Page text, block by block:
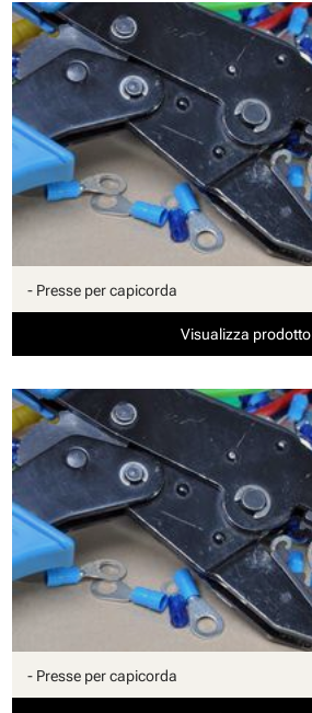
- Presse per capicorda
Visualizza prodotto
- Presse per capicorda